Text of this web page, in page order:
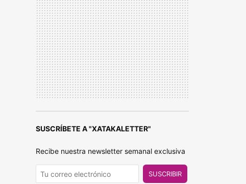
SUSCRÍBETE A "XATAKALETTER"
Recibe nuestra newsletter semanal exclusiva
SUSCRIBIR